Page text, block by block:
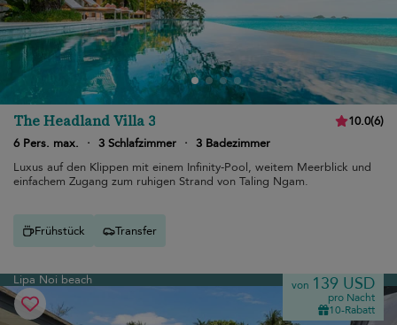
The Headland Villa 3 10.0(6)
6 Pers. max.
· 3 Schlafzimmer · 3 Badezimmer
Luxus auf den Klippen mit einem Infinity-Pool, weitem Meerblick und
einfachem Zugang zum ruhigen Strand von Taling Ngam.
Frühstück Transfer
Lipa Noi beach von 139 USD
pro Nacht
10-Rabatt